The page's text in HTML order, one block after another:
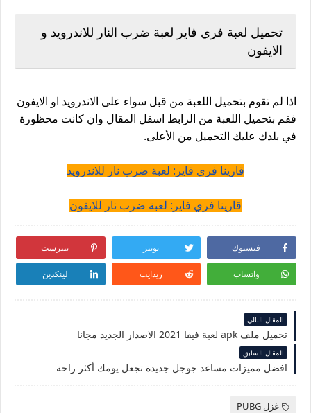
تحميل لعبة فري فاير لعبة ضرب النار للاندرويد و
الايفون
اذا لم تقوم بتحميل اللعبة من قبل سواء على الاندرويد او الايفون
فقم بتحميل اللعبة من الرابط اسفل المقال وان كانت محظورة
في بلدك عليك التحميل من الأعلى.
قارينا فري فاير: لعبة ضرب نار للاندرويد
قارينا فري فاير: لعبة ضرب نار للايفون
فيسبوك تويتر بنترست
واتساب ريدايت لينكدين
المقال التالي
تحميل ملف apk لعبة فيفا 2021 الاصدار الجديد مجانا
المقال السابق
افضل مميزات مساعد جوجل جديدة تجعل يومك أكثر راحة
غزل PUBG